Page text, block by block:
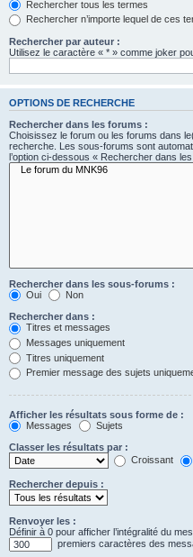
Rechercher tous les termes
Rechercher n’importe lequel de ces
Rechercher par auteur :
Utilisez le caractère « * » comme joker
OPTIONS DE RECHERCHE
Rechercher dans les forums :
Choisissez le forum ou les forums dans
recherche. Les sous-forums sont
l’option ci-dessous « Rechercher dans
Rechercher dans les sous-forums :
Oui
Non
Rechercher dans :
Titres et messages
Messages uniquement
Titres uniquement
Premier message des sujets
Afficher les résultats sous forme de :
Messages
Sujets
Classer les résultats par :
Croissant
Rechercher depuis :
Renvoyer les :
Définir à 0 pour afficher l’intégralité du
premiers caractères des